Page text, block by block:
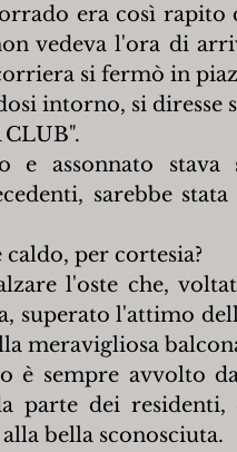
era così rapito
vedeva l'ora di
si fermò in
intorno, si diresse
assonnato stava
sarebbe
per cortesia?
l'oste che,
superato l'attimo
meravigliosa
è sempre avvolto
parte dei residenti,
bella sconosciuta.